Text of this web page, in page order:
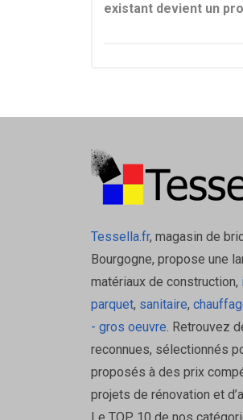
existant devient un
Tessella.fr, magasin de
Bourgogne, propose une
matériaux de construction,
parquet, sanitaire,
- gros oeuvre. Retrouvez
reconnues, sélectionnés
proposés à des prix
projets de rénovation et